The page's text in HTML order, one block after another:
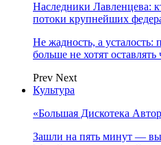
Наследники Лавленцева:
потоки крупнейших
Не жадность, а усталость:
больше не хотят оставлять
Prev Next
Культура
«Большая Дискотека
Зашли на пять минут —